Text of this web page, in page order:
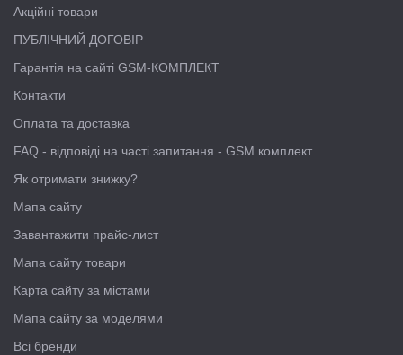
Акційні товари
ПУБЛІЧНИЙ ДОГОВІР
Гарантія на сайті GSM-КОМПЛЕКТ
Контакти
Оплата та доставка
FAQ - відповіді на часті запитання - GSM комплект
Як отримати знижку?
Мапа сайту
Завантажити прайс-лист
Мапа сайту товари
Карта сайту за містами
Мапа сайту за моделями
Всі бренди